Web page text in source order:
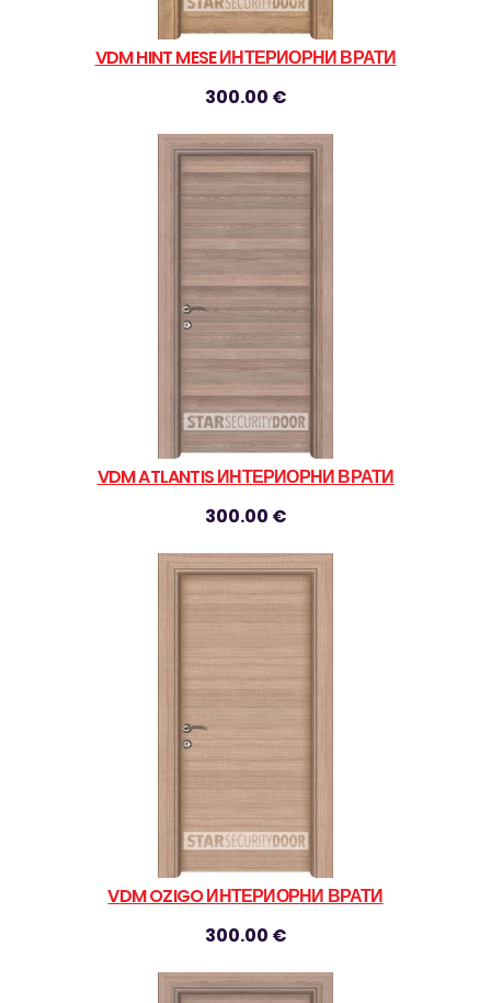
VDM HINT MESE ИНТЕРИОРНИ ВРАТИ
300.00 €
VDM ATLANTIS ИНТЕРИОРНИ ВРАТИ
300.00 €
VDM OZIGO ИНТЕРИОРНИ ВРАТИ
300.00 €